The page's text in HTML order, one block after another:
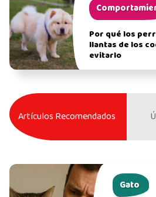
Por qué los
llantas de los
evitarlo
Artículos Recomendados
Gato